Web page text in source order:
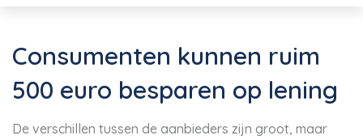
Consumenten kunnen ruim
500 euro besparen op lening
De verschillen tussen de aanbieders zijn groot, maar